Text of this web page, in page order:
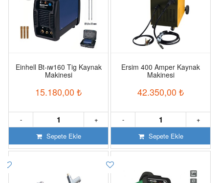
Einhell Bt-ıw160 Tig Kaynak
Makinesi
15.180,00 ₺
+
-
Sepete Ekle
Ersim 400 Amper Kaynak
Makinesi
42.350,00 ₺
+
-
Sepete Ekle